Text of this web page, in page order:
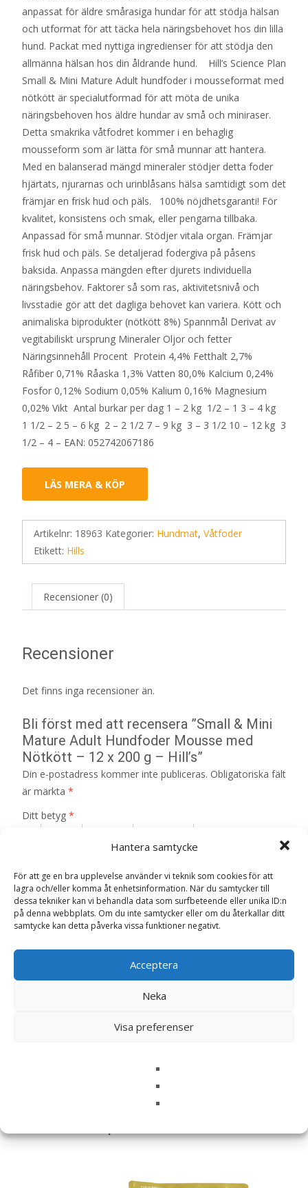
Hantera samtycke
För att ge en bra upplevelse använder vi teknik som cookies för att
lagra och/eller komma åt enhetsinformation. När du samtycker till
dessa tekniker kan vi behandla data som surfbeteende eller unika ID:n
på denna webbplats. Om du inte samtycker eller om du återkallar ditt
samtycke kan detta påverka vissa funktioner negativt.
Acceptera
Neka
Visa preferenser
anpassat för äldre smårasiga hundar för att stödja hälsan
och utformat för att täcka hela näringsbehovet hos din lilla
hund. Packat med nyttiga ingredienser för att stödja den
allmänna hälsan hos din åldrande hund. Hill’s Science Plan
Small & Mini Mature Adult hundfoder i mousseformat med
nötkött är specialutformad för att möta de unika
näringsbehoven hos äldre hundar av små och miniraser.
Detta smakrika våtfodret kommer i en behaglig
mousseform som är lätta för små munnar att hantera.
Med en balanserad mängd mineraler stödjer detta foder
hjärtats, njurarnas och urinblåsans hälsa samtidigt som det
främjar en frisk hud och päls. 100% nöjdhetsgaranti! För
kvalitet, konsistens och smak, eller pengarna tillbaka.
Anpassad för små munnar. Stödjer vitala organ. Främjar
frisk hud och päls. Se detaljerad fodergiva på påsens
baksida. Anpassa mängden efter djurets individuella
näringsbehov. Faktorer så som ras, aktivitetsnivå och
livsstadie gör att det dagliga behovet kan variera. Kött och
animaliska biprodukter (nötkött 8%) Spannmål Derivat av
vegitabiliskt ursprung Mineraler Oljor och fetter
Näringsinnehåll Procent Protein 4,4% Fetthalt 2,7%
Råfiber 0,71% Råaska 1,3% Vatten 80,0% Kalcium 0,24%
Fosfor 0,12% Sodium 0,05% Kalium 0,16% Magnesium
0,02% Vikt Antal burkar per dag 1 – 2 kg 1/2 – 1 3 – 4 kg
1 1/2 – 2 5 – 6 kg 2 – 2 1/2 7 – 9 kg 3 – 3 1/2 10 – 12 kg 3
1/2 – 4 – EAN: 052742067186
LÄS MERA & KÖP
Artikelnr: 18963 Kategorier: Hundmat, Våtfoder
Etikett: Hills
Recensioner (0)
Recensioner
Det finns inga recensioner än.
Bli först med att recensera ”Small & Mini
Mature Adult Hundfoder Mousse med
Nötkött – 12 x 200 g – Hill’s”
Din e-postadress kommer inte publiceras. Obligatoriska fält
är märkta *
Ditt betyg *
Spara mitt namn, min e-postadress och webbplats i